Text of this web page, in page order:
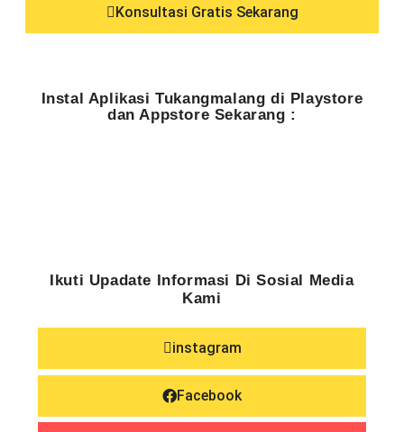
Konsultasi Gratis Sekarang
Instal Aplikasi Tukangmalang di Playstore
dan Appstore Sekarang :
Ikuti Upadate Informasi Di Sosial Media
Kami
instagram
Facebook